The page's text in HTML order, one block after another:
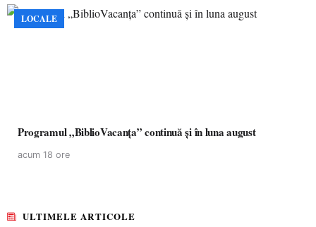
LOCALE
Programul „BiblioVacanța” continuă și în luna august
acum 18 ore
ULTIMELE ARTICOLE